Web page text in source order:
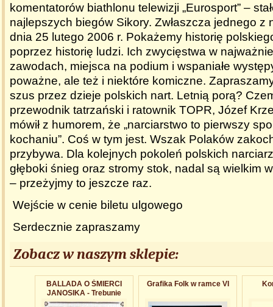
komentatorów biathlonu telewizji „Eurosport” –
najlepszych biegów Sikory. Zwłaszcza jednego z
dnia 25 lutego 2006 r. Pokażemy historię
poprzez historię ludzi. Ich zwycięstwa w
zawodach, miejsca na podium i wspaniałe
poważne, ale też i niektóre komiczne.
szus przez dzieje polskich nart. Letnią porą?
przewodnik tatrzański i ratownik TOPR, Józef
mówił z humorem, że „narciarstwo to pierwszy
kochaniu”. Coś w tym jest. Wszak Polaków
przybywa. Dla kolejnych pokoleń polskich
głęboki śnieg oraz stromy stok, nadal są wielkim
– przeżyjmy to jeszcze raz.
Wejście w cenie biletu ulgowego
Serdecznie zapraszamy
Zobacz w naszym sklepie:
BALLADA O ŚMIERCI
JANOSIKA - Trebunie
Tutki
Grafika Folk w ramce VI